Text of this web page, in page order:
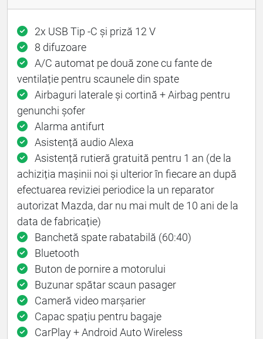
2x USB Tip -C și priză 12 V
8 difuzoare
A/C automat pe două zone cu fante de
ventilație pentru scaunele din spate
Airbaguri laterale și cortină + Airbag pentru
genunchi șofer
Alarma antifurt
Asistență audio Alexa
Asistență rutieră gratuită pentru 1 an (de la
achiziția mașinii noi și ulterior în ﬁecare an după
efectuarea reviziei periodice la un reparator
autorizat Mazda, dar nu mai mult de 10 ani de la
data de fabricație)
Banchetă spate rabatabilă (60:40)
Bluetooth
Buton de pornire a motorului
Buzunar spătar scaun pasager
Cameră video marșarier
Capac spațiu pentru bagaje
CarPlay + Android Auto Wireless